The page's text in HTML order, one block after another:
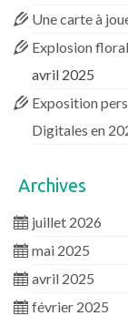
Une carte à
Explosion
avril 2025
Exposition
Digitales en
Archives
juillet 2026
mai 2025
avril 2025
février 2025